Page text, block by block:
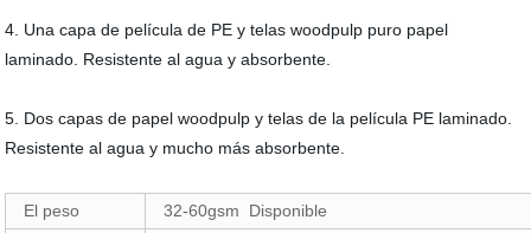
4. Una capa de película de PE y telas woodpulp puro papel
laminado. Resistente al agua y absorbente.
5. Dos capas de papel woodpulp y telas de la película PE laminado.
Resistente al agua y mucho más absorbente.
El peso 32-60gsm Disponible